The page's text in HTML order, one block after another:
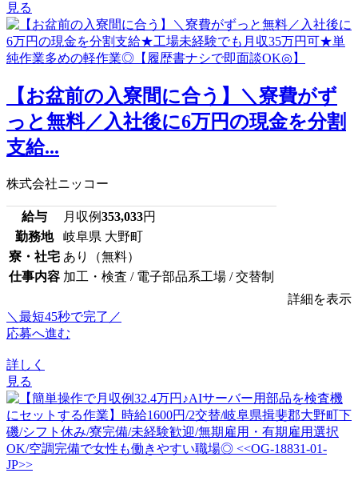
見る
【お盆前の入寮間に合う】＼寮費がず
っと無料／入社後に6万円の現金を分割
支給...
株式会社ニッコー
給与 月収例353,033円
勤務地
岐阜県 大野町
寮・社宅 あり（無料）
仕事内容 加工・検査 / 電子部品系工場 / 交替制
詳細を表示
＼最短45秒で完了／
応募へ進む
詳しく
見る